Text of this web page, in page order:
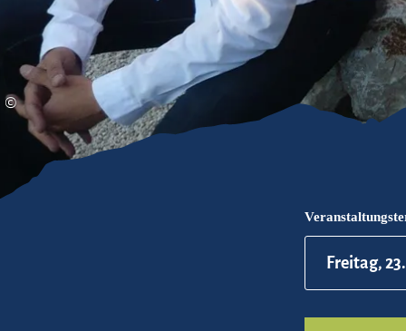
©
Freitag,